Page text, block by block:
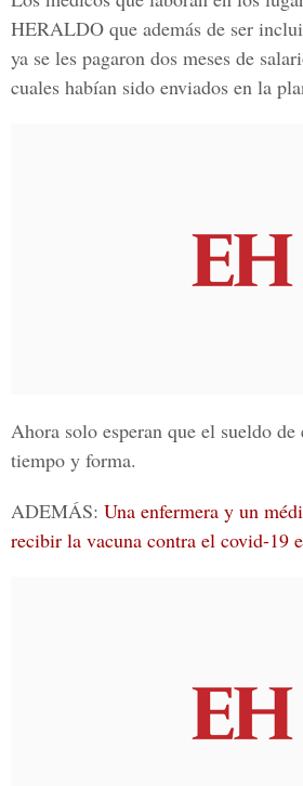
HERALDO que además de ser
ya se les pagaron dos meses de
cuales habían sido enviados en la
Ahora solo esperan que el sueldo de
tiempo y forma.
ADEMÁS: Una enfermera y un
recibir la vacuna contra el covid-19